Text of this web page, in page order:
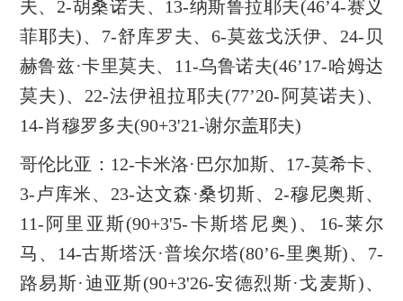
夫、2-胡桑诺夫、13-纳斯鲁拉耶夫(46’4-赛义
菲耶夫)、7-舒库罗夫、6-莫兹戈沃伊、24-贝
赫鲁兹·卡里莫夫、11-乌鲁诺夫(46’17-哈姆达
莫夫)、22-法伊祖拉耶夫(77’20-阿莫诺夫)、
14-肖穆罗多夫(90+3'21-谢尔盖耶夫)
哥伦比亚：12-卡米洛·巴尔加斯、17-莫希卡、
3-卢库米、23-达文森·桑切斯、2-穆尼奥斯、
11-阿里亚斯(90+3'5-卡斯塔尼奥)、16-莱尔
马、14-古斯塔沃·普埃尔塔(80’6-里奥斯)、7-
路易斯·迪亚斯(90+3'26-安德烈斯·戈麦斯)、